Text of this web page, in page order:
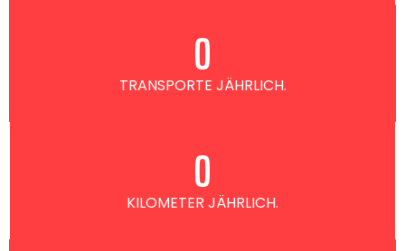
TRANSPORTE JÄHRLICH.
0
KILOMETER JÄHRLICH.
0